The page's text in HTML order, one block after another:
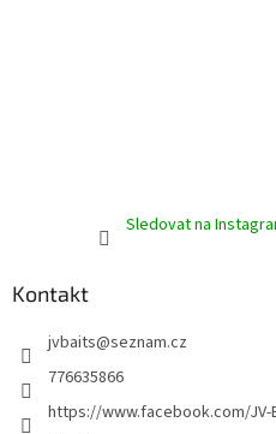
Sledovat na
Kontakt
jvbaits@seznam.cz
776635866
https://www.facebook.com/JV-